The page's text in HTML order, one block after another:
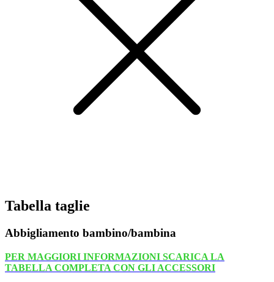
Tabella taglie
Abbigliamento bambino/bambina
PER MAGGIORI INFORMAZIONI SCARICA LA
TABELLA COMPLETA CON GLI ACCESSORI